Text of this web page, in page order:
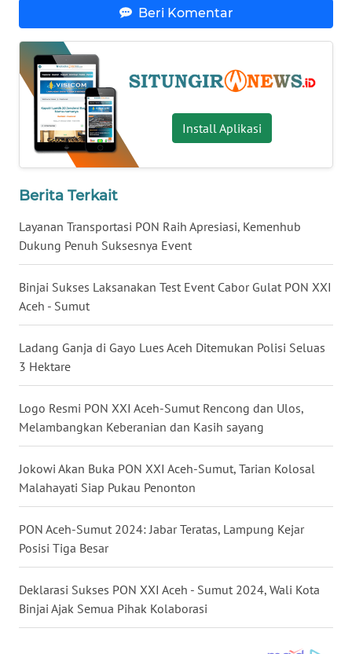
Beri Komentar
Install Aplikasi
Berita Terkait
Layanan Transportasi PON Raih Apresiasi, Kemenhub
Dukung Penuh Suksesnya Event
Binjai Sukses Laksanakan Test Event Cabor Gulat PON XXI
Aceh - Sumut
Ladang Ganja di Gayo Lues Aceh Ditemukan Polisi Seluas
3 Hektare
Logo Resmi PON XXI Aceh-Sumut Rencong dan Ulos,
Melambangkan Keberanian dan Kasih sayang
Jokowi Akan Buka PON XXI Aceh-Sumut, Tarian Kolosal
Malahayati Siap Pukau Penonton
PON Aceh-Sumut 2024: Jabar Teratas, Lampung Kejar
Posisi Tiga Besar
Deklarasi Sukses PON XXI Aceh - Sumut 2024, Wali Kota
Binjai Ajak Semua Pihak Kolaborasi
WN
KALSEL
WN
KALTIM
SULSEL
WN
GORONTALO
WN
SULUT
WN
MALUKU
WN
MALUT
WN
DAIRI
WN
DANAU
NIAS